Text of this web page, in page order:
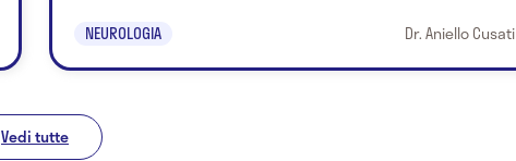
NEUROLOGIA Dr. Aniello Cusati
Vedi tutte